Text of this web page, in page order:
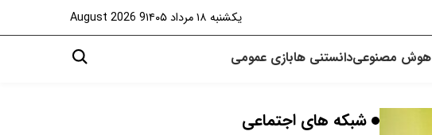
یکشنبه ۱۸ مرداد ۱۴۰۵ 9 August 2026
هوش مصنوعیدانستنی هابازی عمومی
شبکه های اجتماعی